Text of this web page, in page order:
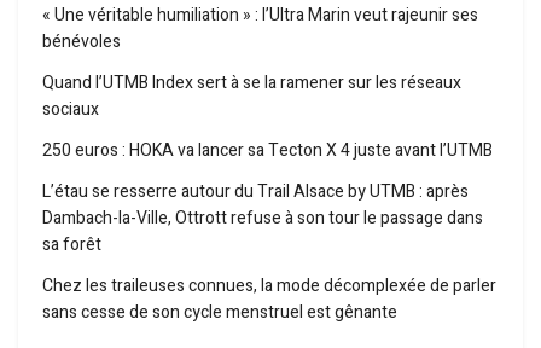
« Une véritable humiliation » : l’Ultra Marin veut rajeunir ses
bénévoles
Quand l’UTMB Index sert à se la ramener sur les réseaux
sociaux
250 euros : HOKA va lancer sa Tecton X 4 juste avant l’UTMB
L’étau se resserre autour du Trail Alsace by UTMB : après
Dambach-la-Ville, Ottrott refuse à son tour le passage dans
sa forêt
Chez les traileuses connues, la mode décomplexée de parler
sans cesse de son cycle menstruel est gênante